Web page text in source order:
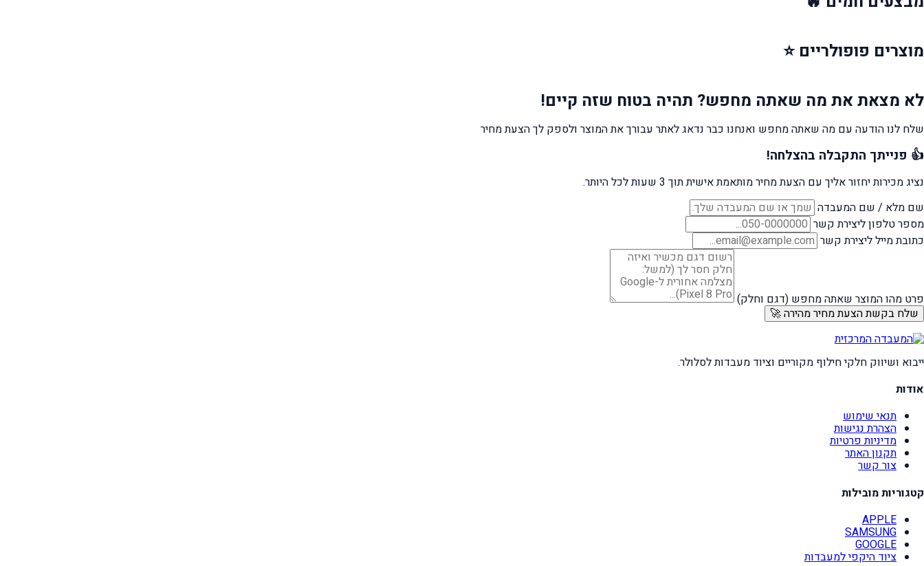
מוצרים פופולריים ⭐
לא מצאת את מה שאתה מחפש? תהיה בטוח שזה קיים!
שלח לנו הודעה עם מה שאתה מחפש ואנחנו כבר נדאג לאתר עבורך את המוצר ולספק לך הצעת מחיר
👍 פנייתך התקבלה בהצלחה!
נציג מכירות יחזור אליך עם הצעת מחיר מותאמת אישית תוך 3 שעות לכל היותר.
שם מלא / שם המעבדה
מספר טלפון ליצירת קשר
כתובת מייל ליצירת קשר
פרט מהו המוצר שאתה מחפש (דגם וחלק)
שלח בקשת הצעת מחיר מהירה 🚀
ייבוא ושיווק חלקי חילוף מקוריים וציוד מעבדות לסלולר.
אודות
תנאי שימוש
הצהרת נגישות
מדיניות פרטיות
תקנון האתר
צור קשר
קטגוריות מובילות
APPLE
SAMSUNG
GOOGLE
ציוד היקפי למעבדות